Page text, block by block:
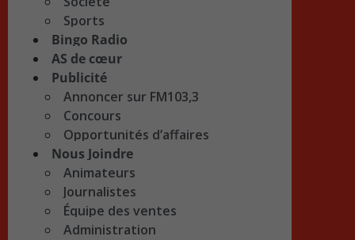
Sports
Bingo Radio
AS de cœur
Publicité
Annoncer sur FM103,3
Concours
Opportunités d’affaires
Nous Joindre
Animateurs
Journalistes
Équipe des ventes
Administration